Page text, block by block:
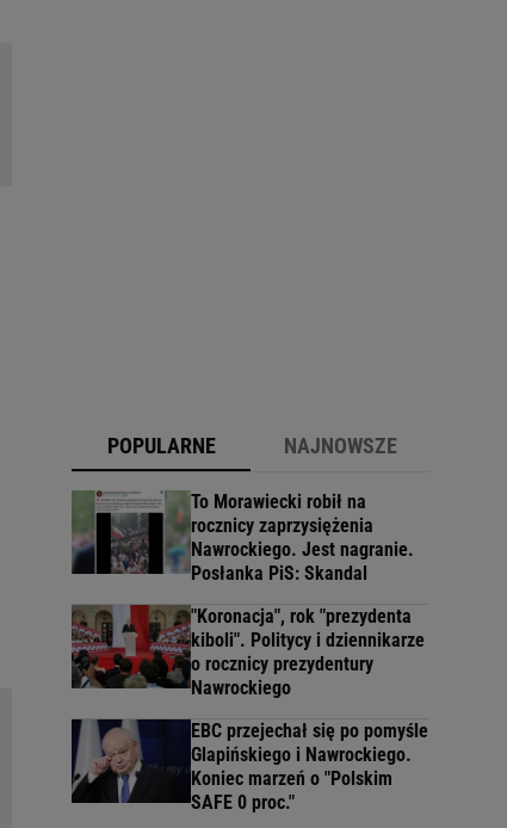
POPULARNE NAJNOWSZE
To Morawiecki robił na
rocznicy zaprzysiężenia
Nawrockiego. Jest nagranie.
Posłanka PiS: Skandal
"Koronacja", rok "prezydenta
kiboli". Politycy i dziennikarze
o rocznicy prezydentury
Nawrockiego
EBC przejechał się po pomyśle
Glapińskiego i Nawrockiego.
Koniec marzeń o "Polskim
SAFE 0 proc."